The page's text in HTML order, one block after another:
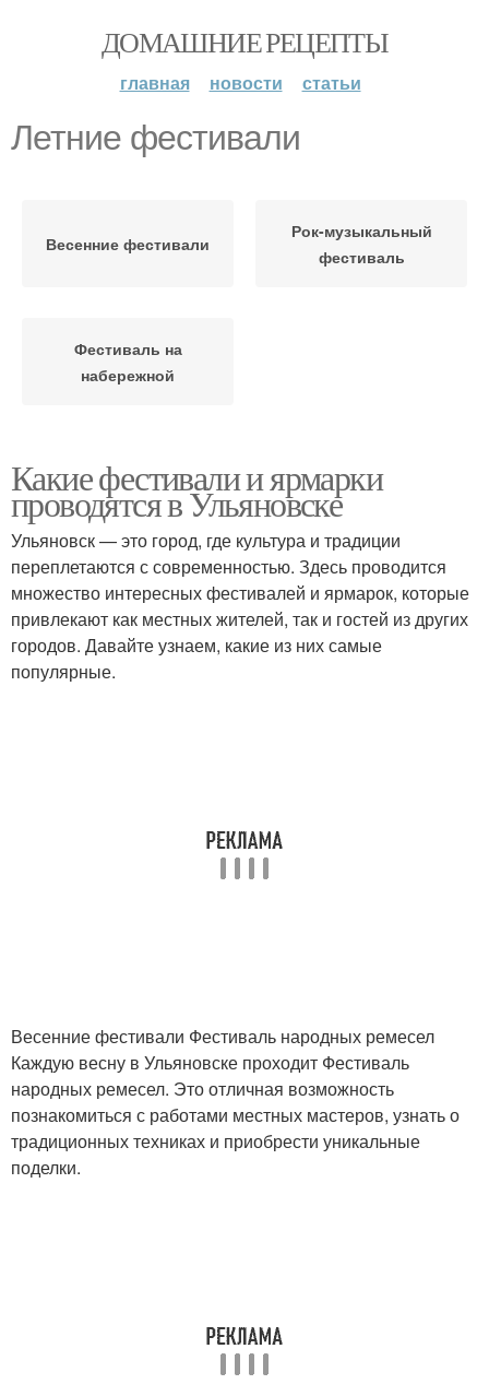
ДОМАШНИЕ РЕЦЕПТЫ
главная новости статьи
Летние фестивали
Весенние фестивали
Рок-музыкальный
фестиваль
Фестиваль на
набережной
Какие фестивали и ярмарки
проводятся в Ульяновске
Ульяновск — это город, где культура и традиции
переплетаются с современностью. Здесь проводится
множество интересных фестивалей и ярмарок, которые
привлекают как местных жителей, так и гостей из других
городов. Давайте узнаем, какие из них самые
популярные.
Весенние фестивали Фестиваль народных ремесел
Каждую весну в Ульяновске проходит Фестиваль
народных ремесел. Это отличная возможность
познакомиться с работами местных мастеров, узнать о
традиционных техниках и приобрести уникальные
поделки.